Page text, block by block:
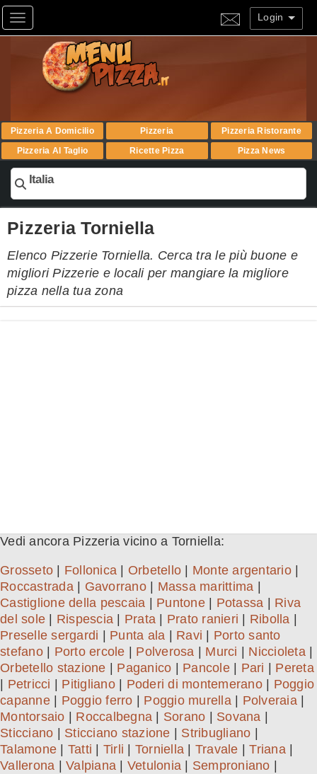
Toggle navigation Login
Pizzeria A Domicilio Pizzeria
Pizzeria Ristorante
Pizzeria Al Taglio
Ricette Pizza Pizza News
Italia
Pizzeria Torniella
Elenco Pizzerie Torniella. Cerca tra le più buone e
migliori Pizzerie e locali per mangiare la migliore
pizza nella tua zona
Vedi ancora Pizzeria vicino a Torniella:
Grosseto Follonica Orbetello Monte argentario|
Roccastrada| Gavorrano| Massa marittima
Castiglione della pescaia
Puntone| Potassa
Riva
del sole
Rispescia Prata Prato ranieri Ribolla
Preselle sergardi
Punta ala Ravi
Porto santo
stefano| Porto ercole Polverosa Murci Niccioleta|
Orbetello stazione
Paganico Pancole| Pari
Pereta
Petricci Pitigliano| Poderi di montemerano| Poggio
capanne| Poggio ferro Poggio murella| Polveraia|
Montorsaio
Roccalbegna Sorano Sovana
Sticciano
Sticciano stazione Stribugliano
Talamone
Tatti Tirli Torniella Travale |Triana|
Vallerona
Valpiana Vetulonia Semproniano